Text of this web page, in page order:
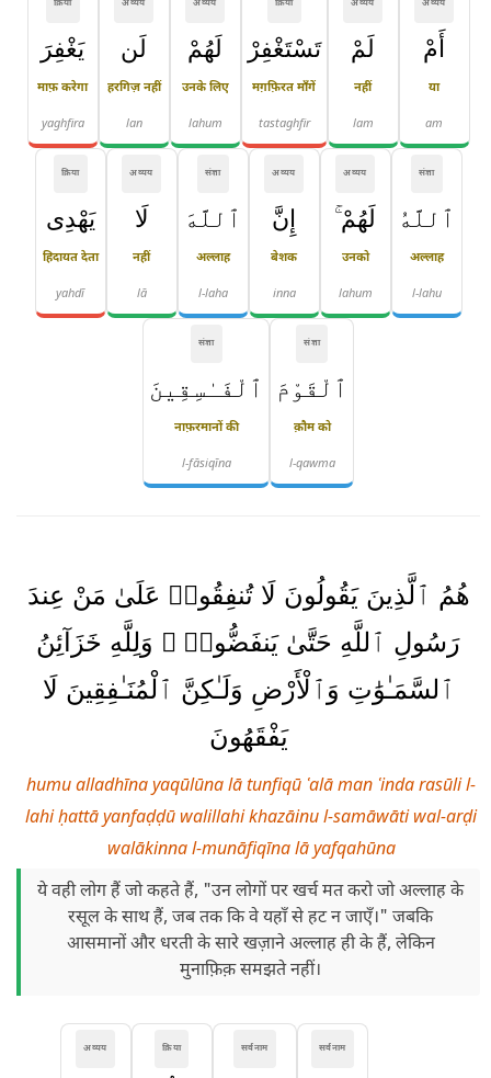
अव्यय
أَمْ
या
am
अव्यय
لَمْ
नहीं
lam
क्रिया
تَسْتَغْفِرْ
मग़फ़िरत माँगें
tastaghfir
अव्यय
لَهُمْ
उनके लिए
lahum
अव्यय
لَن
हरगिज़ नहीं
lan
क्रिया
يَغْفِرَ
माफ़ करेगा
yaghfira
संज्ञा
ٱللَّهُ
अल्लाह
l-lahu
अव्यय
لَهُمْ ۚ
उनको
lahum
अव्यय
إِنَّ
बेशक
inna
संज्ञा
ٱللَّهَ
अल्लाह
l-laha
अव्यय
لَا
नहीं
lā
क्रिया
يَهْدِى
हिदायत देता
yahdī
संज्ञा
ٱلْقَوْمَ
क़ौम को
l-qawma
संज्ञा
ٱلْفَـٰسِقِينَ
नाफ़रमानों की
l-fāsiqīna
هُمُ ٱلَّذِينَ يَقُولُونَ لَا تُنفِقُوا۟ عَلَىٰ مَنْ عِندَ
رَسُولِ ٱللَّهِ حَتَّىٰ يَنفَضُّوا۟ ۗ وَلِلَّهِ خَزَآئِنُ
ٱلسَّمَـٰوَٰتِ وَٱلْأَرْضِ وَلَـٰكِنَّ ٱلْمُنَـٰفِقِينَ لَا
يَفْقَهُونَ
humu alladhīna yaqūlūna lā tunfiqū ʿalā man ʿinda rasūli l-
lahi ḥattā yanfaḍḍū walillahi khazāinu l-samāwāti wal-arḍi
walākinna l-munāfiqīna lā yafqahūna
ये वही लोग हैं जो कहते हैं, "उन लोगों पर खर्च मत करो जो अल्लाह के
रसूल के साथ हैं, जब तक कि वे यहाँ से हट न जाएँ।" जबकि
आसमानों और धरती के सारे खज़ाने अल्लाह ही के हैं, लेकिन
मुनाफ़िक़ समझते नहीं।
सर्वनाम
सर्वनाम
क्रिया
अव्यय